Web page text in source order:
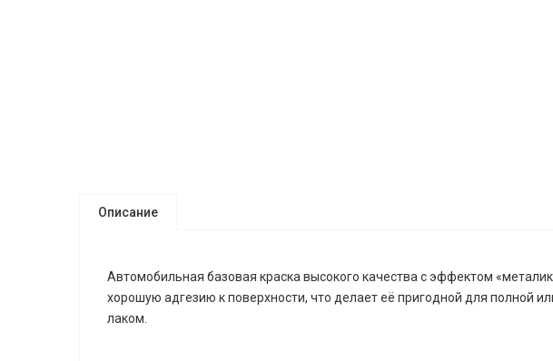
Описание
Автомобильная базовая краска высокого качества с эффектом
хорошую адгезию к поверхности, что делает её пригодной для полной
лаком.